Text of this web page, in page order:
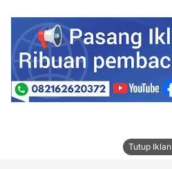
Tutup Iklan